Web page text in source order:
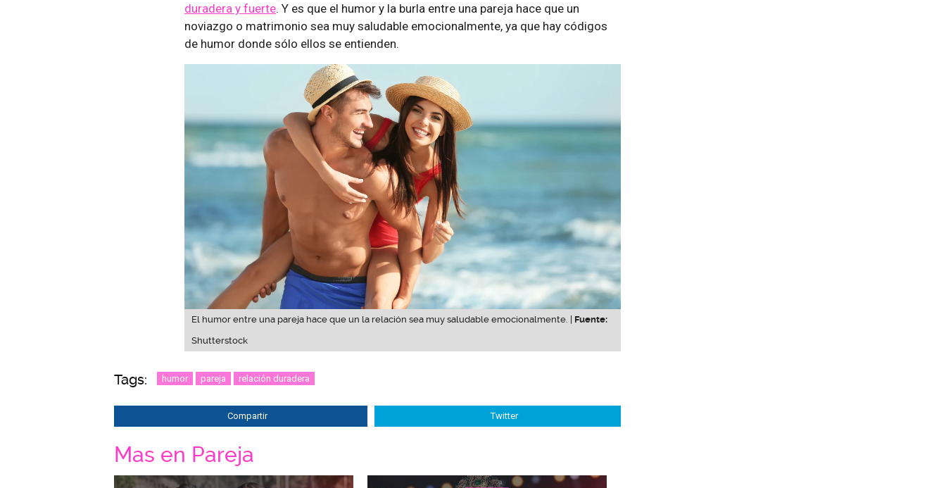
duradera y fuerte. Y es que el humor y la burla entre una pareja hace que un
noviazgo o matrimonio sea muy saludable emocionalmente, ya que hay códigos
de humor donde sólo ellos se entienden.
El humor entre una pareja hace que un la relación sea muy saludable emocionalmente. | Fuente:
Shutterstock
Tags: humor pareja relación duradera
Compartir Twitter
Mas en Pareja